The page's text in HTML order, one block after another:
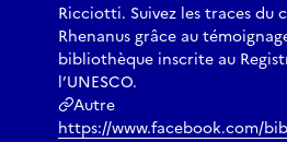
Ricciotti. Suivez les traces du
Rhenanus grâce au
bibliothèque inscrite au
l’UNESCO.
Autre
https://www.facebook.com/